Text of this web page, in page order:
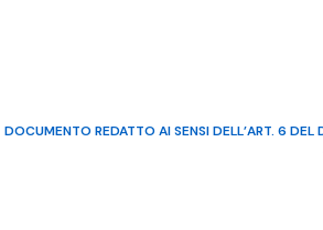
DOCUMENTO REDATTO AI SENSI DELL’ART. 6